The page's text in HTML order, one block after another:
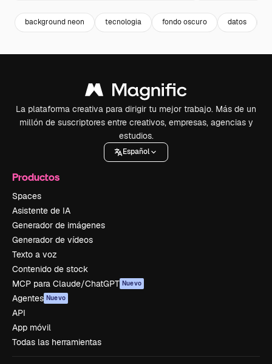
background neon tecnologia fondo oscuro datos
La plataforma creativa para dirigir tu mejor trabajo. Más de un
millón de suscriptores entre creativos, empresas, agencias y
estudios.
Español
Productos
Spaces
Asistente de IA
Generador de imágenes
Generador de vídeos
Texto a voz
Contenido de stock
MCP para Claude/ChatGPT Nuevo
Agentes Nuevo
API
App móvil
Todas las herramientas